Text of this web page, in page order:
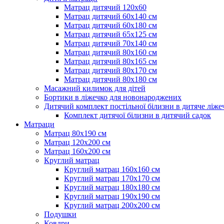
Матрац дитячий 120х60
Матрац дитячий 60х140 см
Матрац дитячий 60х180 см
Матрац дитячий 65х125 см
Матрац дитячий 70х140 см
Матрац дитячий 80х160 см
Матрац дитячий 80х165 см
Матрац дитячий 80х170 см
Матрац дитячий 80х180 см
Масажний килимок для дітей
Бортики в ліжечко для новонароджених
Дитячий комплект постільної білизни в дитяче
Комплект дитячої білизни в дитячий садок
Матраци
Матрац 80х190 см
Матрац 120х200 см
Матрац 160х200 см
Круглий матрац
Круглий матрац 160х160 см
Круглий матрац 170х170 см
Круглий матрац 180х180 см
Круглий матрац 190х190 см
Круглий матрац 200х200 см
Подушки